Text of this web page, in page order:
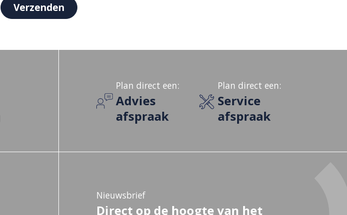
Plan direct een:
Advies
afspraak
Plan direct een:
Service
afspraak
Nieuwsbrief
Direct op de hoogte van het